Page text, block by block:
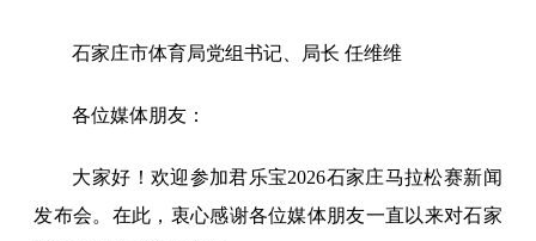
石家庄市体育局党组书记、局长 任维维
各位媒体朋友：
大家好！欢迎参加君乐宝2026石家庄马拉松赛新闻
发布会。在此，衷心感谢各位媒体朋友一直以来对石家